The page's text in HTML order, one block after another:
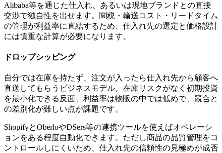
Alibaba等を通じた仕入れ、あるいは現地ブランドとの直接
交渉で独自性を出せます。関税・輸送コスト・リードタイム
の管理が利益率に直結するため、仕入れ先の選定と価格設計
には慎重な計算が必要になります。
ドロップシッピング
自分では在庫を持たず、注文が入ったら仕入れ先から顧客へ
直送してもらうビジネスモデル。在庫リスクがなく初期投資
を最小化できる反面、利益率は物販の中では低めで、競合と
の差別化が難しい点が課題です。
ShopifyとOberloやDSers等の連携ツールを使えばオペレーシ
ョンをある程度自動化できます。ただし商品の品質管理をコ
ントロールしにくいため、仕入れ先の信頼性の見極めが成否